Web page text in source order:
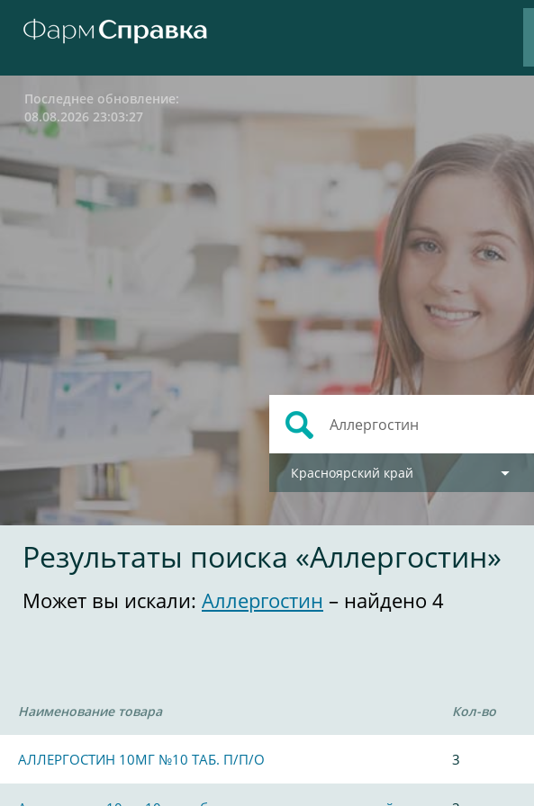
Последнее обновление:
08.08.2026 23:03:27
Красноярский край
Результаты поиска «Аллергостин»
Может вы искали: Аллергостин – найдено 4
Наименование товара Кол-во
АЛЛЕРГОСТИН 10МГ №10 ТАБ. П/П/О 3